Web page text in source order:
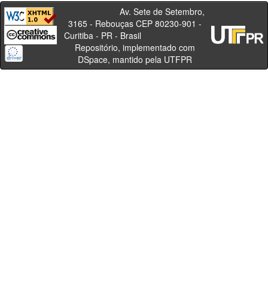
Av. Sete de Setembro,
3165 - Rebouças CEP 80230-901 -
Curitiba - PR - Brasil
Repositório, implementado com
DSpace, mantido pela UTFPR